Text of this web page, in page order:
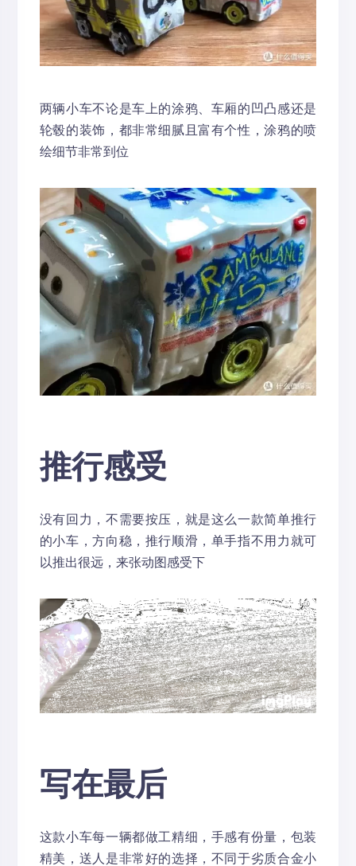
两辆小车不论是车上的涂鸦、车厢的凹凸感还是
轮毂的装饰，都非常细腻且富有个性，涂鸦的喷
绘细节非常到位
推行感受
没有回力，不需要按压，就是这么一款简单推行
的小车，方向稳，推行顺滑，单手指不用力就可
以推出很远，来张动图感受下
写在最后
这款小车每一辆都做工精细，手感有份量，包装
精美，送人是非常好的选择，不同于劣质合金小